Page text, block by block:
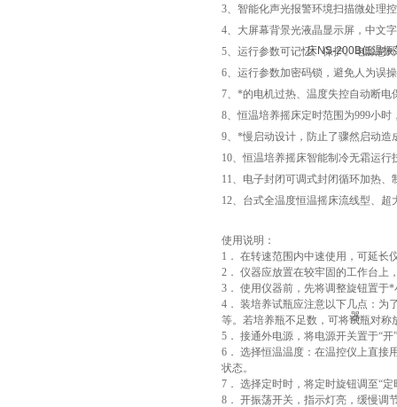
3、智能化声光报警环境扫描微处理
4、大屏幕背景光液晶显示屏，中文
5、运行参数可记忆、保护。电源意
6、运行参数加密码锁，避免人为误
7、*的电机过热、温度失控自动断电
8、恒温培养摇床定时范围为999小
9、*慢启动设计，防止了骤然启动
10、恒温培养摇床智能制冷无霜运
11、电子封闭可调式封闭循环加热
12、台式全温度恒温摇床流线型、
使用说明：
1． 在转速范围内中速使用，可延长
2． 仪器应放置在较牢固的工作台上
3． 使用仪器前，先将调整旋钮置于
4． 装培养试瓶应注意以下几点：为
等。若培养瓶不足数，可将试瓶对
5． 接通外电源，将电源开关置于“
6． 选择恒温温度：在温控仪上直接
状态。
7． 选择定时时，将定时旋钮调至“定
8． 开振荡开关，指示灯亮，缓慢调